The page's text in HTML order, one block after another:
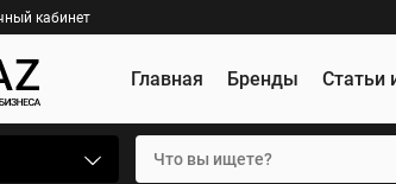
кабинет
Главная Бренды Статьи